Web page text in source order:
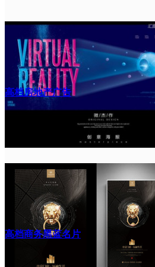
高档房地产广告
高档商务黑蓝名片